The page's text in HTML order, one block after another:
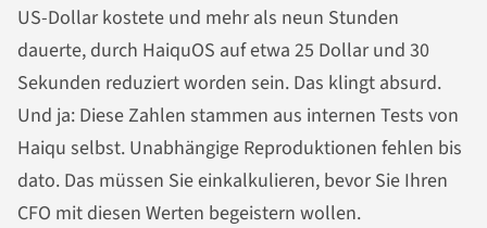
US-Dollar kostete und mehr als neun Stunden
dauerte, durch HaiquOS auf etwa 25 Dollar und 30
Sekunden reduziert worden sein. Das klingt absurd.
Und ja: Diese Zahlen stammen aus internen Tests von
Haiqu selbst. Unabhängige Reproduktionen fehlen bis
dato. Das müssen Sie einkalkulieren, bevor Sie Ihren
CFO mit diesen Werten begeistern wollen.